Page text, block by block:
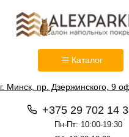
Каталог
г. Минск, пр. Дзержинского, 9
+375 29 702 14
Пн-Пт: 10:00-19:30